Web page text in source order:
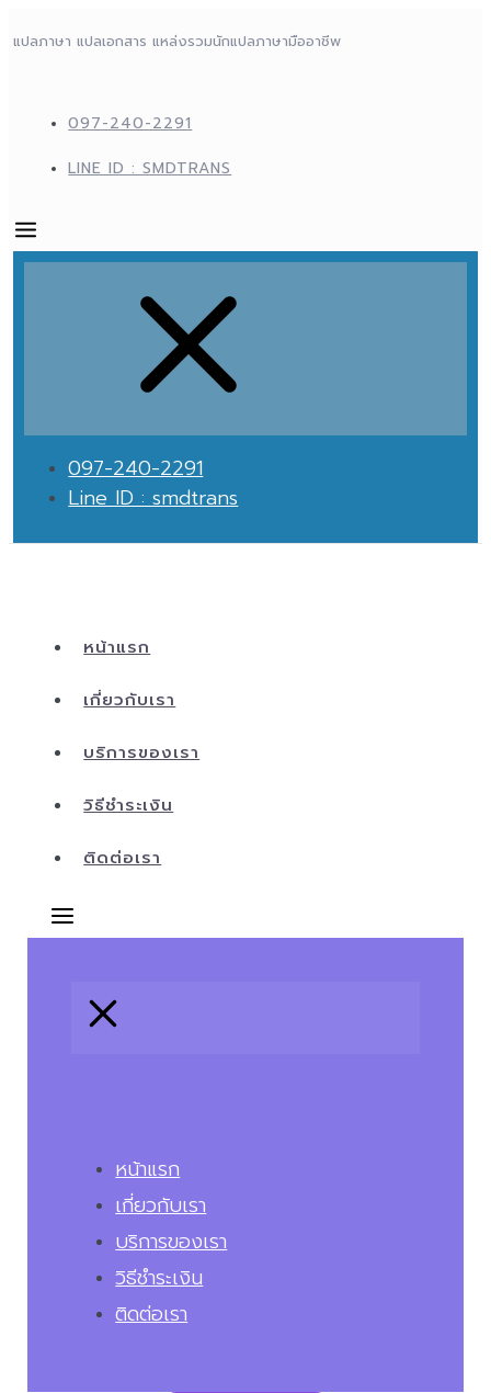
แปลภาษา แปลเอกสาร แหล่งรวมนักแปลภาษามืออาชีพ
097-240-2291
LINE ID : SMDTRANS
097-240-2291
Line ID : smdtrans
หน้าแรก
เกี่ยวกับเรา
บริการของเรา
วิธีชำระเงิน
ติดต่อเรา
หน้าแรก
เกี่ยวกับเรา
บริการของเรา
วิธีชำระเงิน
ติดต่อเรา